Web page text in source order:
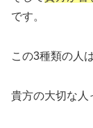
です。
この3種類の人
貴方の大切な人